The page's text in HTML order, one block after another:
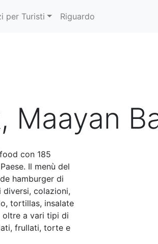
per Turisti Riguardo
Maayan
con 185
Il menù del
hamburger di
diversi, colazioni,
tortillas, insalate
oltre a vari tipi di
frullati, torte e